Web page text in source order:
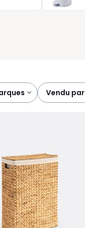
et style,
vendu par